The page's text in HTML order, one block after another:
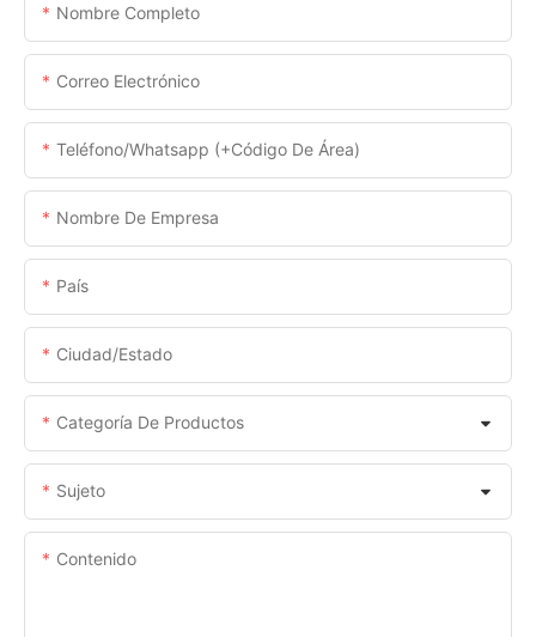
Nombre Completo
Correo Electrónico
Teléfono/whatsapp (+código De Área)
Nombre De Empresa
País
Ciudad/estado
Categoría De Productos
Sujeto
Contenido